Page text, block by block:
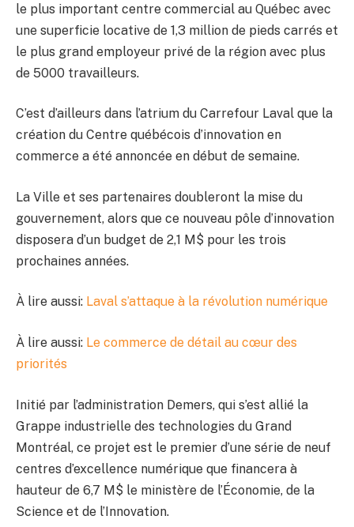
le plus important centre commercial au Québec avec
une superficie locative de 1,3 million de pieds carrés et
le plus grand employeur privé de la région avec plus
de 5000 travailleurs.
C’est d’ailleurs dans l’atrium du Carrefour Laval que la
création du Centre québécois d’innovation en
commerce a été annoncée en début de semaine.
La Ville et ses partenaires doubleront la mise du
gouvernement, alors que ce nouveau pôle d’innovation
disposera d’un budget de 2,1 M$ pour les trois
prochaines années.
À lire aussi: Laval s’attaque à la révolution numérique
À lire aussi: Le commerce de détail au cœur des
priorités
Initié par l’administration Demers, qui s’est allié la
Grappe industrielle des technologies du Grand
Montréal, ce projet est le premier d’une série de neuf
centres d’excellence numérique que financera à
hauteur de 6,7 M$ le ministère de l’Économie, de la
Science et de l’Innovation.